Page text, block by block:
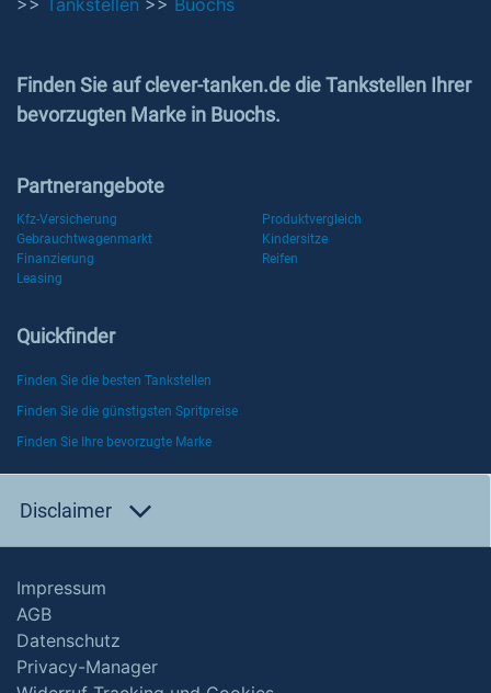
>> Tankstellen >> Buochs
Finden Sie auf clever-tanken.de die Tankstellen Ihrer
bevorzugten Marke in Buochs.
Partnerangebote
Kfz-Versicherung
Produktvergleich
Gebrauchtwagenmarkt
Kindersitze
Finanzierung
Reifen
Leasing
Quickfinder
Finden Sie die besten Tankstellen
Finden Sie die günstigsten Spritpreise
Finden Sie Ihre bevorzugte Marke
Disclaimer
Impressum
AGB
Datenschutz
Privacy-Manager